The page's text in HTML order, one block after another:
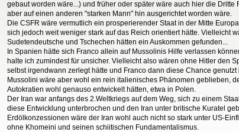
gebaut worden wäre...) und früher oder später wäre auch hier die
aber auf einen anderen "starken Mann" hin ausgerichtet worden wäre.
Die CSFR wäre vermutlich ein prosperierender Staat in der Mitte
sich jedoch weit weniger stark auf das Reich orientiert hätte. Vielleicht
Sudetendeutsche und Tschechen hätten ein Auskommen gefunden...
In Spanien hätte sich Franco allein auf Mussolinis Hilfe verlassen
halte ich zumindest für unsicher. Vielleicht also wären ohne Hitler den
selbst irgendwann zerlegt hätte und Franco dann diese Chance genutzt
Mussolini wäre aber wohl ein rein italienisches Phänomen geblieben,
Autokratien wohl genauso entwickelt hätten, etwa in Polen.
Der Iran war anfangs des 2.Weltkriegs auf dem Weg, sich zu einem
diese Entwicklung unterbrochen und den Iran unter britische Kuratel
Erdölkonzessionen wäre der Iran wohl auch nicht so stark unter US-
ohne Khomeini und seinen schiitischen Fundamentalismus.